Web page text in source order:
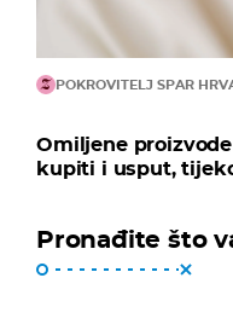
POKROVITELJ SPAR
Omiljene
kupiti i usput,
Pronađite što